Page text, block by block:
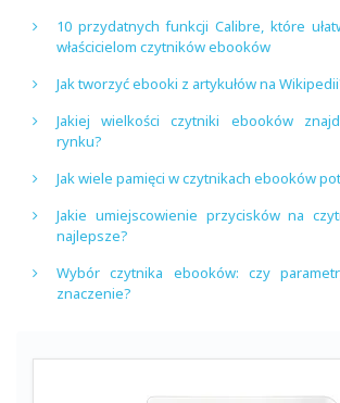
10 przydatnych funkcji Calibre, które
właścicielom czytników ebooków
Jak tworzyć ebooki z artykułów na
Jakiej wielkości czytniki ebooków
rynku?
Jak wiele pamięci w czytnikach ebooków
Jakie umiejscowienie przycisków na
najlepsze?
Wybór czytnika ebooków: czy
znaczenie?